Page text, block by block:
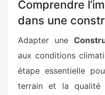
Comprendre
dans une
Adapter une
aux conditions
étape essentielle
terrain et la qualité